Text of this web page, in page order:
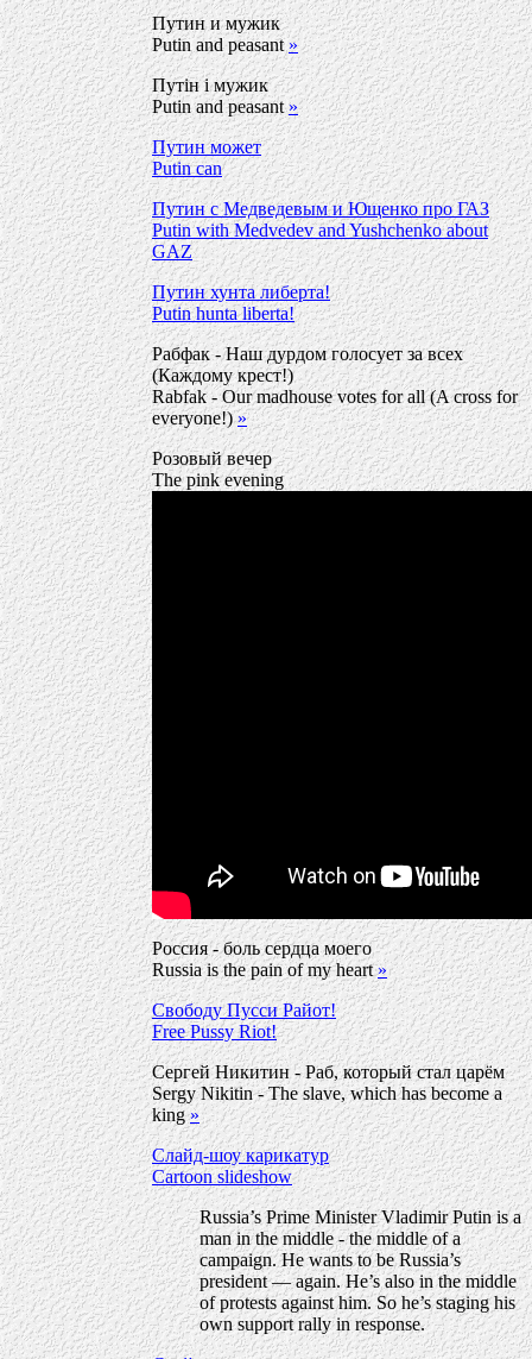
Путин и мужик
Putin and peasant»
Путiн i мужик
Putin and peasant»
Путин может
Putin can
Путин с Медведевым и Ющенко про ГАЗ
Putin with Medvedev and Yushchenko about
GAZ
Путин хунта либерта!
Putin hunta liberta!
Рабфак - Наш дурдом голосует за всех
(Каждому крест!)
Rabfak - Our madhouse votes for all (A cross for
everyone!)»
Розовый вечер
The pink evening
Россия - боль сердца моего
Russia is the pain of my heart»
Свободу Пусси Райот!
Free Pussy Riot!
Сергей Никитин - Раб, который стал царём
Sergy Nikitin - The slave, which has become a
king»
Слайд-шоу карикатур
Cartoon slideshow
Russia’s Prime Minister Vladimir Putin is a
man in the middle - the middle of a
campaign. He wants to be Russia’s
president — again. He’s also in the middle
of protests against him. So he’s staging his
own support rally in response.